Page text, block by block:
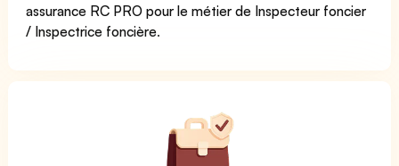
assurance RC PRO pour le métier de Inspecteur foncier
/ Inspectrice foncière.